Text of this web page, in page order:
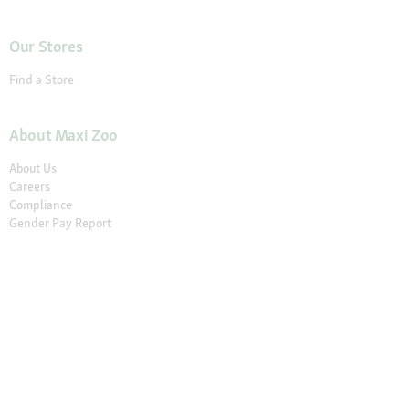
Our Stores
Find a Store
About Maxi Zoo
About Us
Careers
Compliance
Gender Pay Report